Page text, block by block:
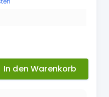
In den Warenkorb